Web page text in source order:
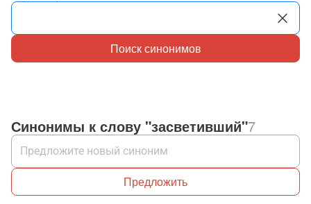
Поиск синонимов
Синонимы к слову "засветивший"7
Предложить